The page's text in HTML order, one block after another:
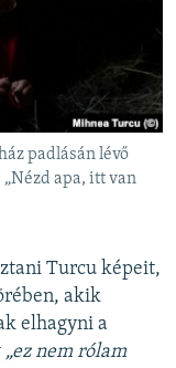
padlásán lévő
apa, itt van
Turcu képeit,
akik
elhagyni a
„ez nem rólam